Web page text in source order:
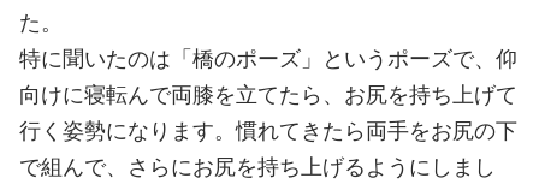
た。
特に聞いたのは「橋のポーズ」というポーズで、仰
向けに寝転んで両膝を立てたら、お尻を持ち上げて
行く姿勢になります。慣れてきたら両手をお尻の下
で組んで、さらにお尻を持ち上げるようにしまし